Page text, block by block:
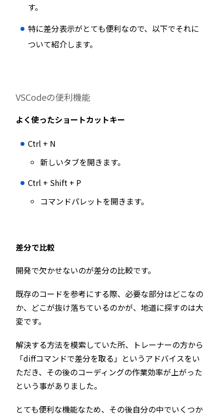
す。
特に差分表示がとても便利なので、以下でそれに
ついて紹介します。
VSCodeの便利機能
よく使ったショートカットキー
Ctrl + N
新しいタブを開きます。
Ctrl + Shift + P
コマンドパレットを開きます。
差分で比較
開発で欠かせないのが差分の比較です。
既存のコードを参考にする際、必要な部分はどこなの
か、どこが抜け落ちているのかが、地道に探すのは大
変です。
解決する方法を模索していた所、トレーナーの方から
「diffコマンドで差分を取る」というアドバイスをい
ただき、その後のコーディングの作業効率が上がった
という事がありました。
とても便利な機能なため、その後自分の中でいくつか